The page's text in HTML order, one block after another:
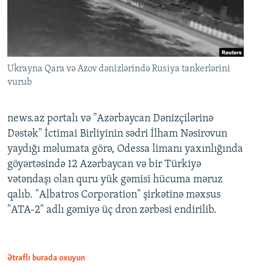
Ukrayna Qara və Azov dənizlərində Rusiya tankerlərini
vurub
news.az portalı və "Azərbaycan Dənizçilərinə
Dəstək" İctimai Birliyinin sədri İlham Nəsirovun
yaydığı məlumata görə, Odessa limanı yaxınlığında
göyərtəsində 12 Azərbaycan və bir Türkiyə
vətəndaşı olan quru yük gəmisi hücuma məruz
qalıb. "Albatros Corporation" şirkətinə məxsus
"ATA-2" adlı gəmiyə üç dron zərbəsi endirilib.
Ətraflı burada oxuyun